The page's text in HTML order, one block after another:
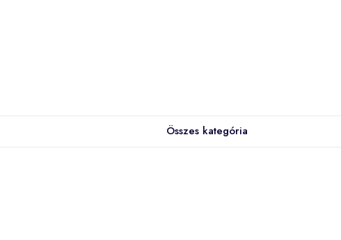
Összes kategória